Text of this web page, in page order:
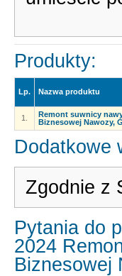
Produkty:
Lp. Nazwa produktu
1.
Remont suwnicy
Biznesowej Nawozy,
Dodatkowe
Zgodnie z
Pytania do
2024
Biznesowej